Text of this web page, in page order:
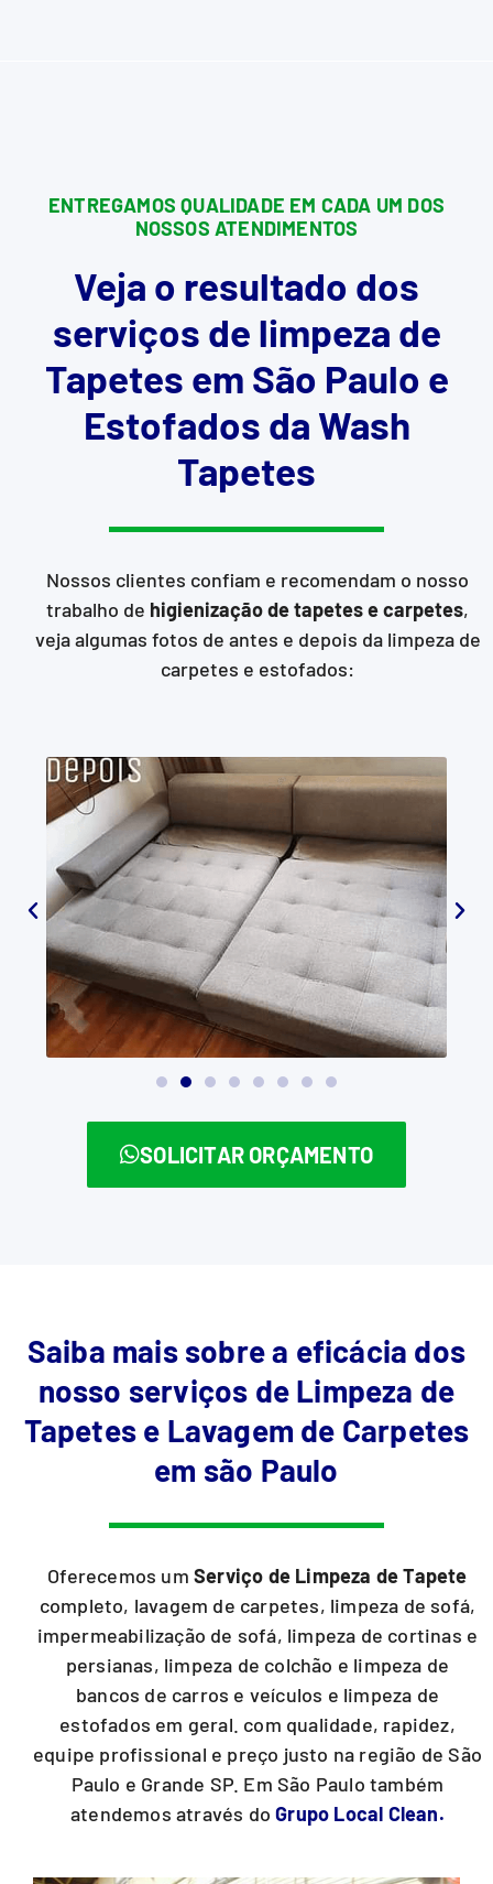
ENTREGAMOS QUALIDADE EM CADA UM DOS
NOSSOS ATENDIMENTOS
Veja o resultado dos
serviços de limpeza de
Tapetes em São Paulo e
Estofados da Wash
Tapetes
Nossos clientes confiam e recomendam o nosso
trabalho de higienização de tapetes e carpetes,
veja algumas fotos de antes e depois da limpeza de
carpetes e estofados:
SOLICITAR ORÇAMENTO
Saiba mais sobre a eficácia dos
nosso serviços de Limpeza de
Tapetes e Lavagem de Carpetes
em são Paulo
Oferecemos umServiço de Limpeza de Tapete
completo, lavagem de carpetes, limpeza de sofá,
impermeabilização de sofá, limpeza de cortinas e
persianas, limpeza de colchão e limpeza de
bancos de carros e veículos e limpeza de
estofados em geral. com qualidade, rapidez,
equipe profissional e preço justo na região de São
Paulo e Grande SP. Em São Paulo também
atendemos através doGrupo Local Clean.